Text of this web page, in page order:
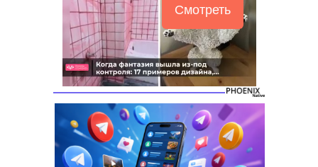
Смотреть